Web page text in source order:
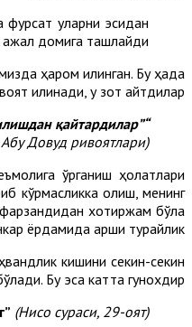
фурсат уларни эсидан
ажал домига ташлайди.
ҳаром қилинган. Бу ҳақда
қилинади, у зот айтдилар:
“Расулуллоҳ саллаллоҳу алайҳи васаллам ҳар қандай маст қилувчи, баданни бўшаштирувчи ва сусайтирувчи нарсаларни истеъмол қилишдан қайтардилар”
Довуд ривоятлари).
ўрганиш ҳолатлари
кўрмасликка олиш, менинг
хотиржам бўла
ёрдамида қарши турайлик.
кишини секин-секин
Бу эса катта гунохдир.
(Нисо сураси, 29-оят).